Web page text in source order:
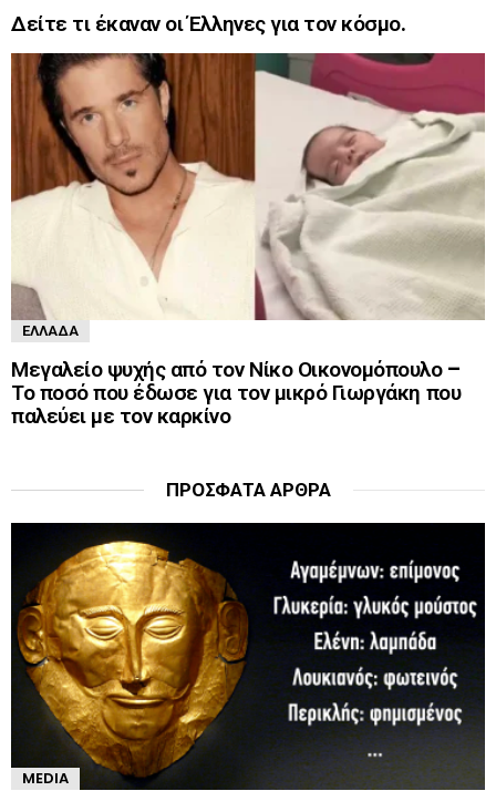
Δείτε τι έκαναν οι Έλληνες για τον κόσμο.
ΕΛΛΆΔΑ
Μεγαλείο ψυχής από τον Νίκο Οικονομόπουλο –
Το ποσό που έδωσε για τον μικρό Γιωργάκη που
παλεύει με τον καρκίνο
ΠΡΌΣΦΑΤΑ ΆΡΘΡΑ
MEDIA